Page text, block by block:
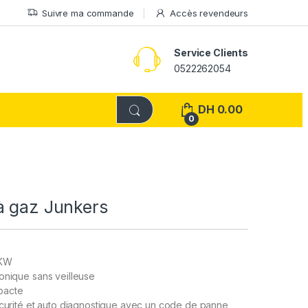
Suivre ma commande Accès revendeurs
Service Clients
0522262054
0
DH 0.00
gaz Junkers
sans veilleuse
et auto diagnostique avec un code de panne